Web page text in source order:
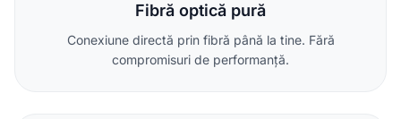
Fibră optică pură
Conexiune directă prin fibră până la tine. Fără
compromisuri de performanță.